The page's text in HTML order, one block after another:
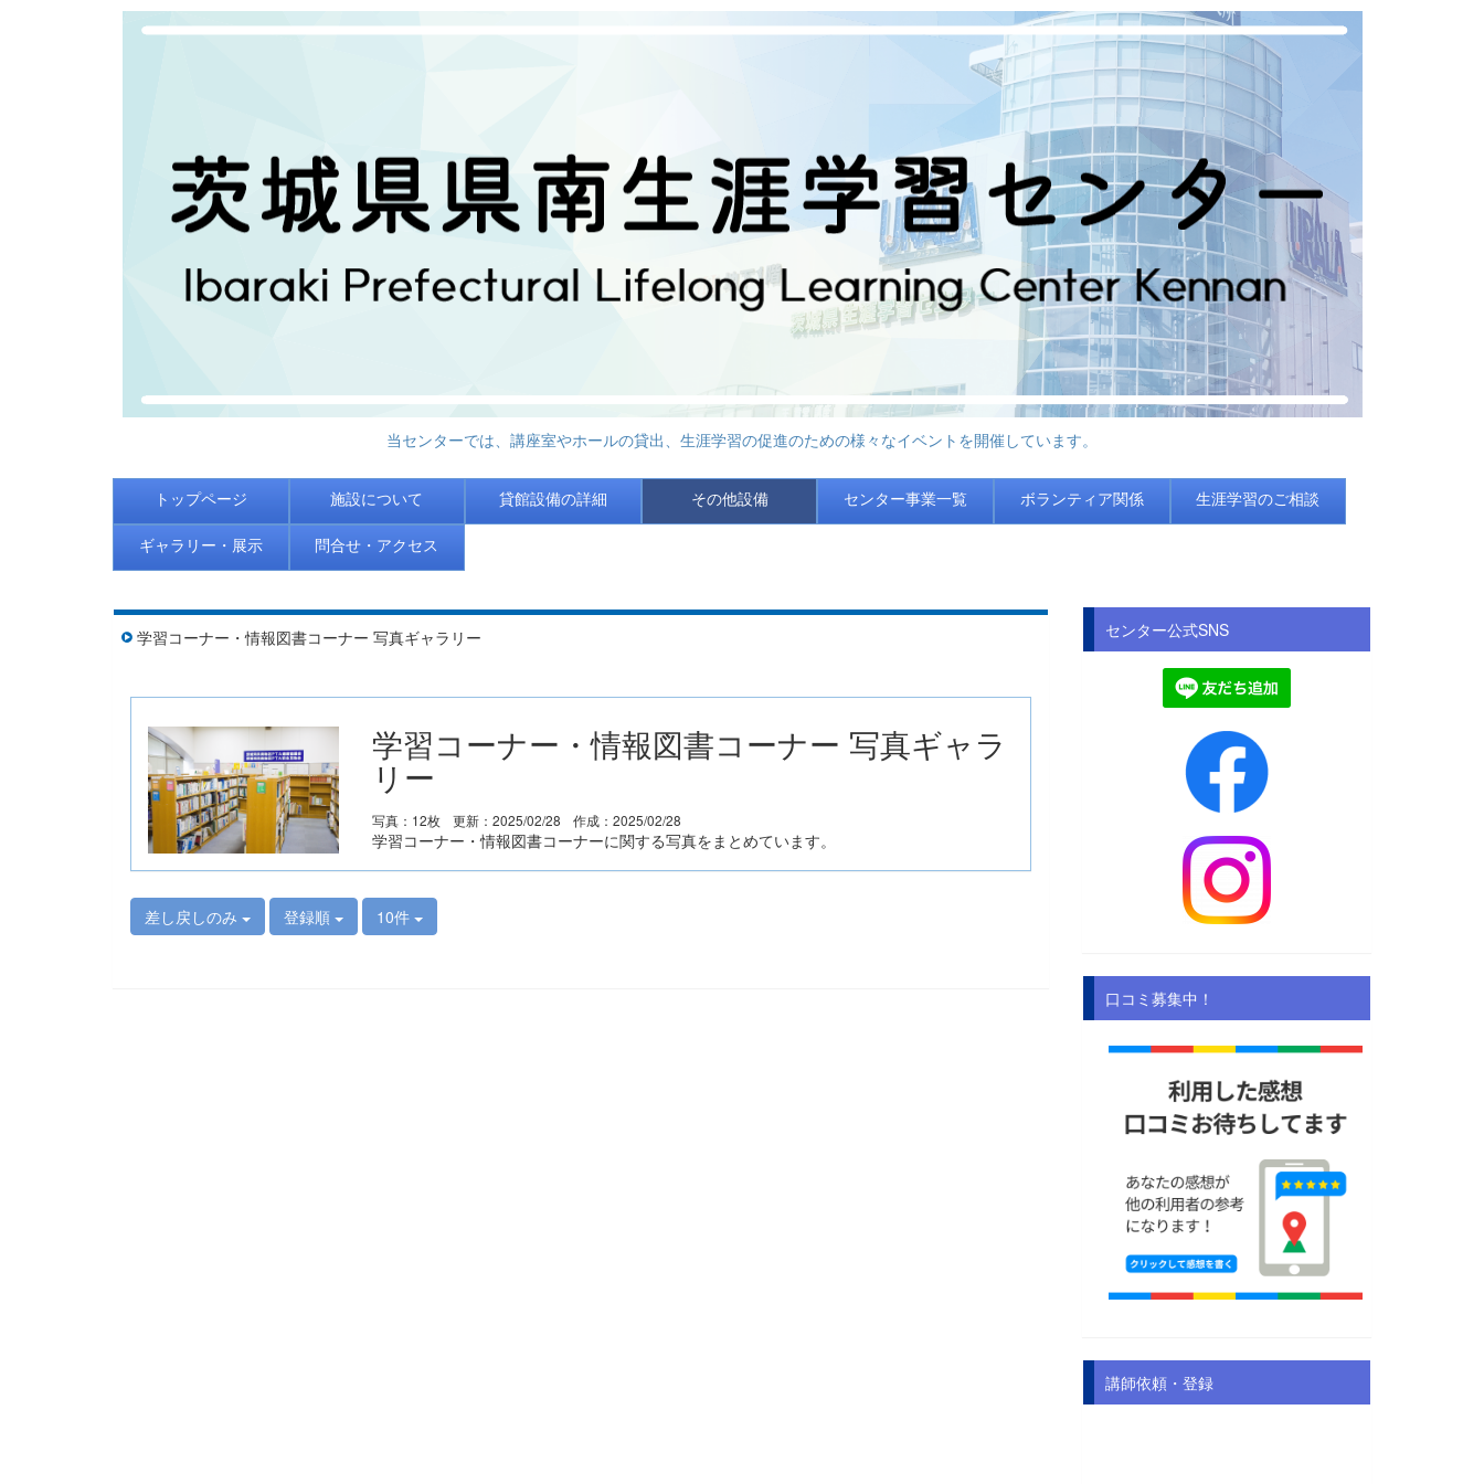
当センターでは、講座室やホールの貸出、生涯学習の促進のための様々なイベントを開催しています。
トップページ 施設について 貸館設備の詳細 その他設備 センター事業一覧 ボランティア関係 生涯学習のご相談
ギャラリー・展示 問合せ・アクセス
学習コーナー・情報図書コーナー 写真ギャラリー
学習コーナー・情報図書コーナー 写真ギャラ
リー
写真：12枚 更新：2025/02/28 作成：2025/02/28
学習コーナー・情報図書コーナーに関する写真をまとめています。
差し戻しのみ 登録順 10件
センター公式SNS
口コミ募集中！
講師依頼・登録